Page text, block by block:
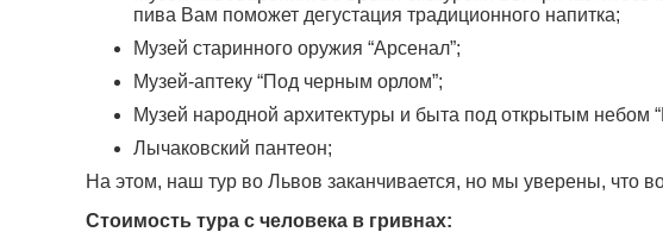
пива Вам поможет дегустация традиционного напитка;
Музей старинного оружия “Арсенал”;
Музей-аптеку “Под черным орлом”;
Музей народной архитектуры и быта под открытым небом
Лычаковский пантеон;
На этом, наш тур во Львов заканчивается, но мы уверены, что
Стоимость тура с человека в гривнах: